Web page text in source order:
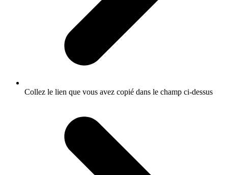
Collez le lien que vous avez copié dans le champ ci-dessus